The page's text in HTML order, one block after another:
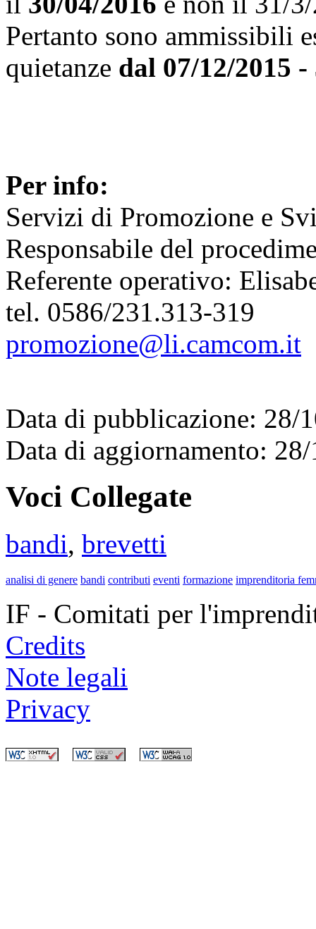
Pertanto sono ammissibili
quietanze dal 07/12/2015 -
Per info:
Servizi di Promozione e
Responsabile del
Referente operativo:
tel. 0586/231.313-319
promozione@li.camcom.it
Data di pubblicazione: 28/
Data di aggiornamento:
Voci Collegate
bandi, brevetti
analisi di genere bandi contributi eventi formazione imprenditoria
IF - Comitati per
Credits
Note legali
Privacy